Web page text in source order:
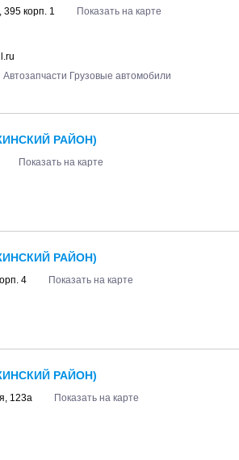
395 корп. 1
Показать на карте
Автозапчасти Грузовые автомобили
РАЙОН)
Показать на карте
РАЙОН)
4
Показать на карте
РАЙОН)
123а
Показать на карте